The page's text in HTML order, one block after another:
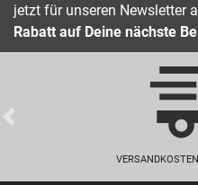
jetzt für unseren Newsletter
Rabatt auf Deine nächste
Previous